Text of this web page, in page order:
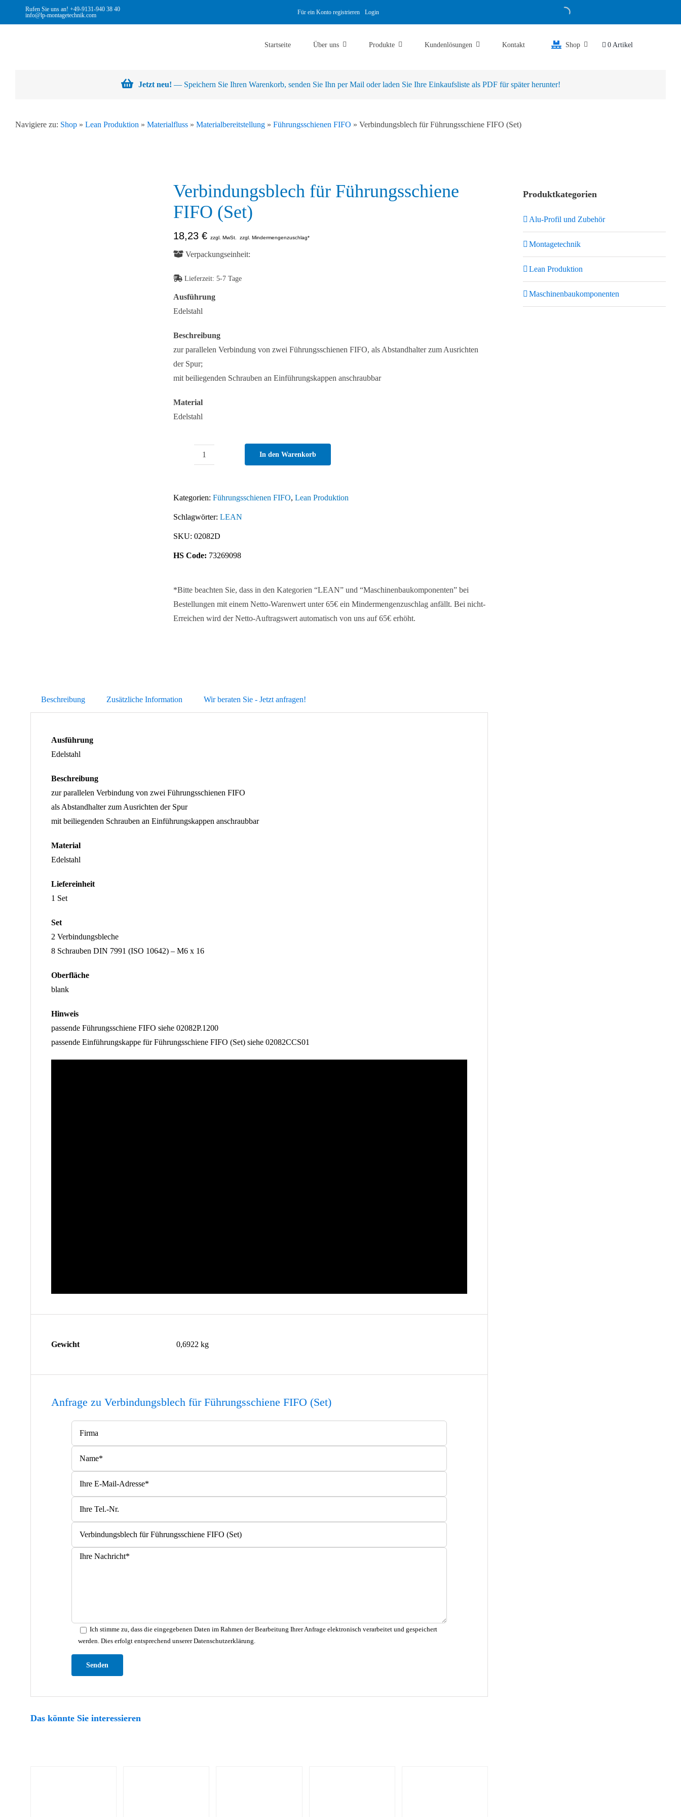
Rufen Sie uns an! +49-9131-940 38 40
info@lp-montagetechnik.com
Für ein Konto registrieren Login
Startseite Über uns Produkte Kundenlösungen Kontakt Shop 0 Artikel
Jetzt neu! — Speichern Sie Ihren Warenkorb, senden Sie Ihn per Mail oder laden Sie Ihre Einkaufsliste als PDF für später herunter!
Navigiere zu: Shop» Lean Produktion » Materialfluss» Materialbereitstellung» Führungsschienen FIFO » Verbindungsblech für Führungsschiene FIFO (Set)
Verbindungsblech für Führungsschiene
FIFO (Set)
18,23 € zzgl. MwSt. zzgl. Mindermengenzuschlag*
Verpackungseinheit:
Lieferzeit: 5-7 Tage
Ausführung
Edelstahl
Beschreibung
zur parallelen Verbindung von zwei Führungsschienen FIFO, als Abstandhalter zum Ausrichten
der Spur;
mit beiliegenden Schrauben an Einführungskappen anschraubbar
Material
Edelstahl
FIFO
(Set)
Menge
In den Warenkorb
Kategorien: Führungsschienen FIFO, Lean Produktion
Schlagwörter: LEAN
SKU: 02082D
HS Code: 73269098
*Bitte beachten Sie, dass in den Kategorien “LEAN” und “Maschinenbaukomponenten” bei
Bestellungen mit einem Netto-Warenwert unter 65€ ein Mindermengenzuschlag anfällt. Bei nicht-
Erreichen wird der Netto-Auftragswert automatisch von uns auf 65€ erhöht.
Beschreibung Zusätzliche Information Wir beraten Sie - Jetzt anfragen!
Ausführung
Edelstahl
Beschreibung
zur parallelen Verbindung von zwei Führungsschienen FIFO
als Abstandhalter zum Ausrichten der Spur
mit beiliegenden Schrauben an Einführungskappen anschraubbar
Material
Edelstahl
Liefereinheit
1 Set
Set
2 Verbindungsbleche
8 Schrauben DIN 7991 (ISO 10642) – M6 x 16
Oberfläche
blank
Hinweis
passende Führungsschiene FIFO siehe 02082P.1200
passende Einführungskappe für Führungsschiene FIFO (Set) siehe 02082CCS01
Gewicht 0,6922 kg
Anfrage zu Verbindungsblech für Führungsschiene FIFO (Set)
Ich stimme zu, dass die eingegebenen Daten im Rahmen der Bearbeitung Ihrer Anfrage elektronisch verarbeitet und gespeichert
werden. Dies erfolgt entsprechend unserer Datenschutzerklärung.
Das könnte Sie interessieren
Produktkategorien
Alu-Profil und Zubehör
Montagetechnik
Lean Produktion
Maschinenbaukomponenten